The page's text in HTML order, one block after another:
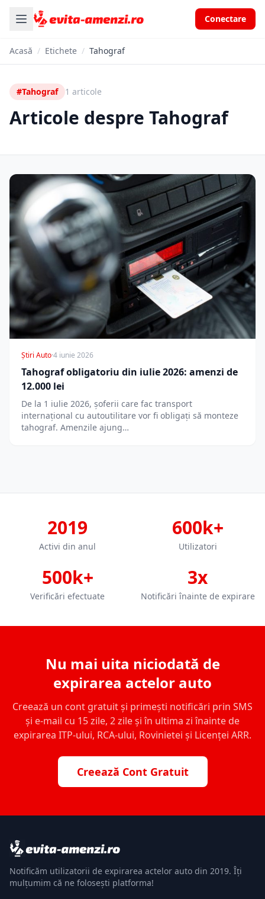
Conectare
Acasă / Etichete / Tahograf
#Tahograf 1 articole
Articole despre Tahograf
Știri Auto·4 iunie 2026
Tahograf obligatoriu din iulie 2026: amenzi de
12.000 lei
De la 1 iulie 2026, șoferii care fac transport
internațional cu autoutilitare vor fi obligați să monteze
tahograf. Amenzile ajung…
2019
Activi din anul
600k+
Utilizatori
500k+
Verificări efectuate
3x
Notificări înainte de expirare
Nu mai uita niciodată de
expirarea actelor auto
Creează un cont gratuit și primești notificări prin SMS
și e-mail cu 15 zile, 2 zile și în ultima zi înainte de
expirarea ITP-ului, RCA-ului, Rovinietei și Licenței ARR.
Creează Cont Gratuit
Notificăm utilizatorii de expirarea actelor auto din 2019. Îți
mulțumim că ne folosești platforma!